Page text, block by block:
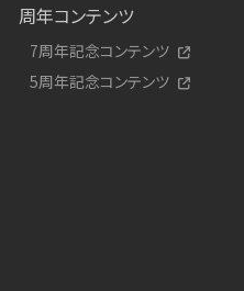
周年コンテンツ
7周年記念コンテンツ
5周年記念コンテンツ